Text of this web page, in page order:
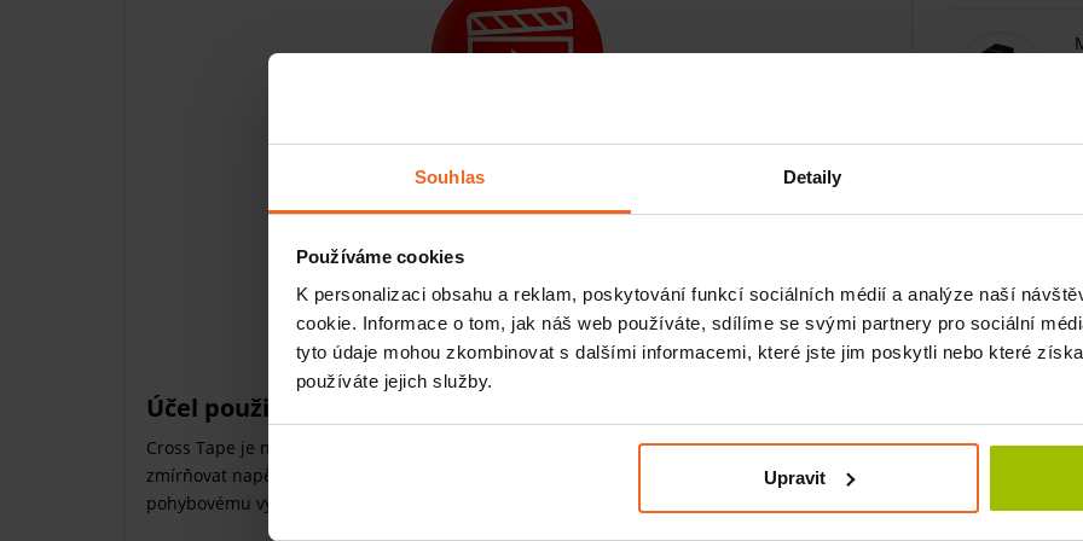
Souhlas Detaily
Používáme cookies
K personalizaci obsahu a reklam, poskytování funkcí sociálních médií a analýze naší
cookie. Informace o tom, jak náš web používáte, sdílíme se svými partnery pro sociální
tyto údaje mohou zkombinovat s dalšími informacemi, které jste jim poskytli nebo které
používáte jejich služby.
Upravit
Instruktážní tejpovací videa
Účel použití
Cross Tape je navržen pro stimulaci akupunkturních bodů a reflexních zón těla. Pomáhá
zmírňovat napětí svalů, podporuje přirozené procesy hojení a napomáhá lepšímu
pohybovému výkonu.